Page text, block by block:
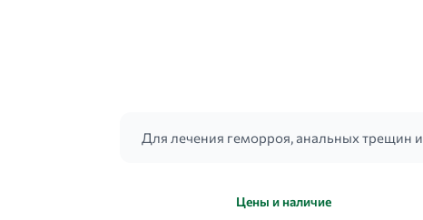
Для лечения геморроя, анальных трещин
Цены и наличие